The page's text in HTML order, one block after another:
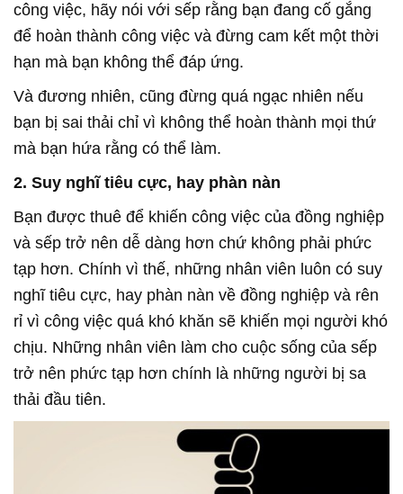
công việc, hãy nói với sếp rằng bạn đang cố gắng
để hoàn thành công việc và đừng cam kết một thời
hạn mà bạn không thể đáp ứng.
Và đương nhiên, cũng đừng quá ngạc nhiên nếu
bạn bị sai thải chỉ vì không thể hoàn thành mọi thứ
mà bạn hứa rằng có thể làm.
2. Suy nghĩ tiêu cực, hay phàn nàn
Bạn được thuê để khiến công việc của đồng nghiệp
và sếp trở nên dễ dàng hơn chứ không phải phức
tạp hơn. Chính vì thế, những nhân viên luôn có suy
nghĩ tiêu cực, hay phàn nàn về đồng nghiệp và rên
rỉ vì công việc quá khó khăn sẽ khiến mọi người khó
chịu. Những nhân viên làm cho cuộc sống của sếp
trở nên phức tạp hơn chính là những người bị sa
thải đầu tiên.